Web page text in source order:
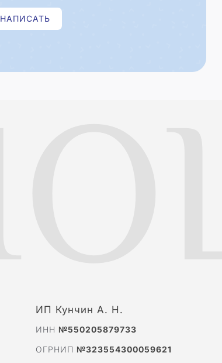
НАПИСАТЬ
ИП Кунчин А. Н.
ИНН №550205879733
ОГРНИП №323554300059621